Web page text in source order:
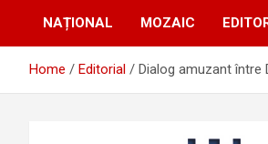
NAȚIONAL MOZAIC
Home Editorial Dialog amuzant între